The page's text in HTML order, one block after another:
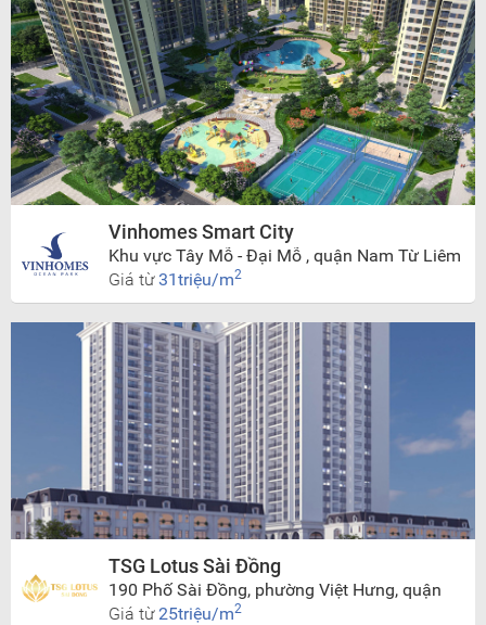
Vinhomes Smart City
Khu vực Tây Mỗ - Đại Mỗ , quận Nam Từ Liêm
Giá từ31triệu/m2
TSG Lotus Sài Đồng
190 Phố Sài Đồng, phường Việt Hưng, quận
Long Biên, Tp.Hà Nội
Giá từ 25triệu/m2